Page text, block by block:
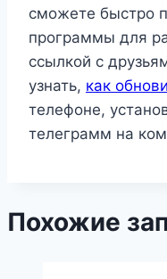
сможете быстро
программы для
ссылкой с
узнать, как
телефоне,
телеграмм на
Похожие